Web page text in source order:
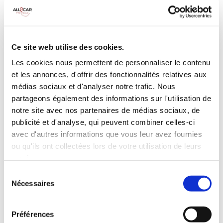
Ce site web utilise des cookies.
Les cookies nous permettent de personnaliser le contenu
et les annonces, d'offrir des fonctionnalités relatives aux
médias sociaux et d'analyser notre trafic. Nous
partageons également des informations sur l'utilisation de
notre site avec nos partenaires de médias sociaux, de
publicité et d'analyse, qui peuvent combiner celles-ci
avec d'autres informations que vous leur avez fournies
ou qu'ils ont collectées lors de votre utilisation de leurs
Nécessaires
Préférences
100 CV
INCLUS À LA LOCATION
Killométrage illimité
Assurance tous risques (hors franchise)
Carburant : plein à rendre plein
CONDITIONS DE LOCATION
Age minimum :20 ans
ASSURANCE